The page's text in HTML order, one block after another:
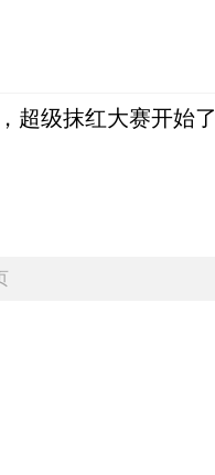
超级抹红大赛开始了